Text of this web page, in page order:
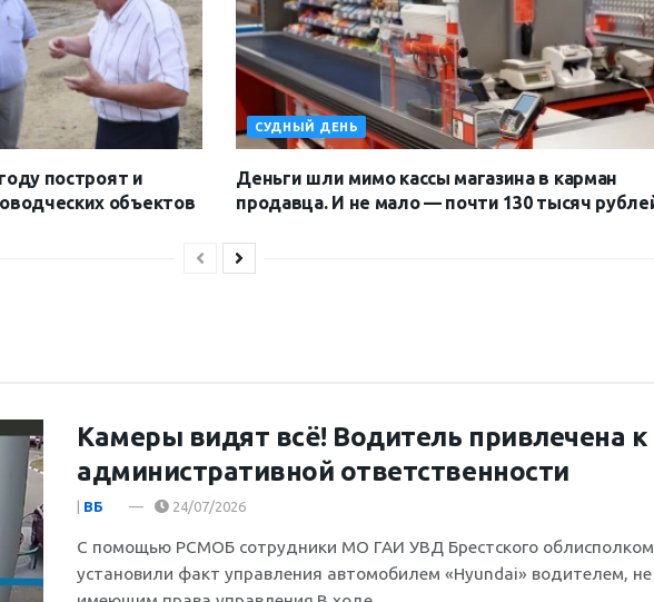
построят и
объектов
СУДНЫЙ ДЕНЬ
Деньги шли мимо кассы магазина в карман
продавца. И не мало — почти 130 тысяч
Камеры видят всё! Водитель привлечена к
административной ответственности
| ВБ 24/07/2026
С помощью РСМОБ сотрудники МО ГАИ УВД Брестского
установили факт управления автомобилем «Hyundai» водителем, не